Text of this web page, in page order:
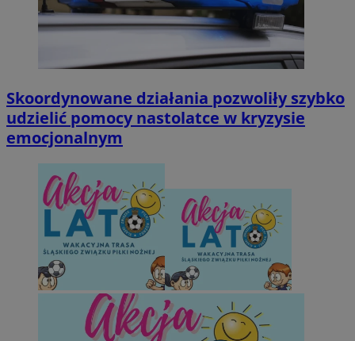
Skoordynowane działania pozwoliły szybko
udzielić pomocy nastolatce w kryzysie
emocjonalnym